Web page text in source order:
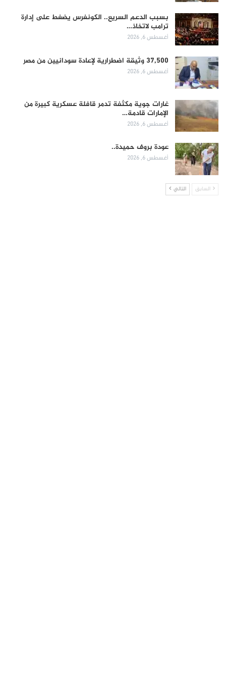
بسبب الدعم السريع.. الكونغرس يضغط على إدارة
ترامب لاتخاذ…
أغسطس 6, 2026
37,500 وثيقة اضطرارية لإعادة سودانيين من مصر
أغسطس 6, 2026
غارات جوية مكثفة تدمر قافلة عسكرية كبيرة من
الإمارات قادمة…
أغسطس 6, 2026
عودة بروف حميدة..
أغسطس 6, 2026
السابق التالي